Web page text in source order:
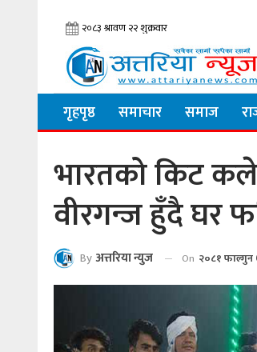
गृहपृष्ठ समाचार समाज
भारतको किट
वीरगन्ज हुँदै घर
By अत्तरिया न्युज On २०८१ फाल्गुन